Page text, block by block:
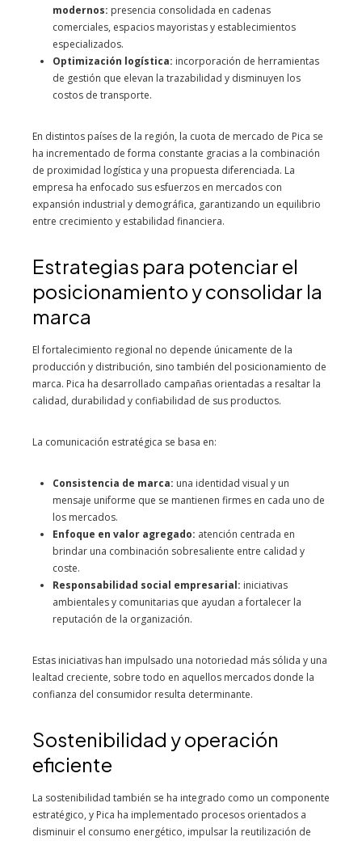
modernos: presencia consolidada en cadenas
comerciales, espacios mayoristas y establecimientos
especializados.
Optimización logística: incorporación de herramientas
de gestión que elevan la trazabilidad y disminuyen los
costos de transporte.
En distintos países de la región, la cuota de mercado de Pica se
ha incrementado de forma constante gracias a la combinación
de proximidad logística y una propuesta diferenciada. La
empresa ha enfocado sus esfuerzos en mercados con
expansión industrial y demográfica, garantizando un equilibrio
entre crecimiento y estabilidad financiera.
Estrategias para potenciar el
posicionamiento y consolidar la
marca
El fortalecimiento regional no depende únicamente de la
producción y distribución, sino también del posicionamiento de
marca. Pica ha desarrollado campañas orientadas a resaltar la
calidad, durabilidad y confiabilidad de sus productos.
La comunicación estratégica se basa en:
Consistencia de marca: una identidad visual y un
mensaje uniforme que se mantienen firmes en cada uno de
los mercados.
Enfoque en valor agregado: atención centrada en
brindar una combinación sobresaliente entre calidad y
coste.
Responsabilidad social empresarial: iniciativas
ambientales y comunitarias que ayudan a fortalecer la
reputación de la organización.
Estas iniciativas han impulsado una notoriedad más sólida y una
lealtad creciente, sobre todo en aquellos mercados donde la
confianza del consumidor resulta determinante.
Sostenibilidad y operación
eficiente
La sostenibilidad también se ha integrado como un componente
estratégico, y Pica ha implementado procesos orientados a
disminuir el consumo energético, impulsar la reutilización de